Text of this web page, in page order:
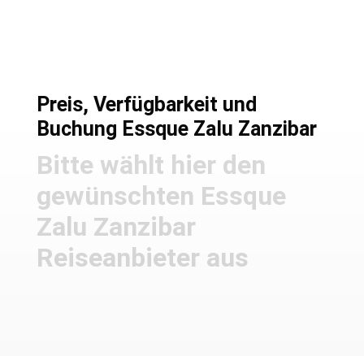
Preis, Verfügbarkeit und
Buchung Essque Zalu Zanzibar
Bitte wählt hier den
gewünschten Essque
Zalu Zanzibar
Reiseanbieter aus